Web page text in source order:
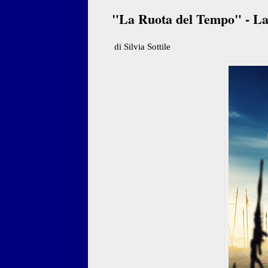
"La Ruota del Tempo" -
di Silvia Sottile